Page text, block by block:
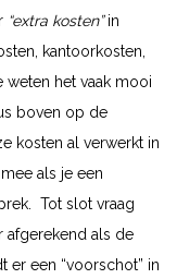
“extra kosten”in
kantoorkosten,
het vaak mooi
boven op de
kosten al verwerkt in
als je een
Tot slot vraag
afgerekend als de
een “voorschot” in